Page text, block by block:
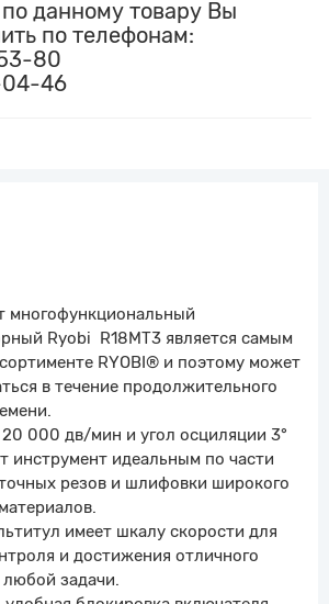
данному товару Вы
по телефонам:
80
46
многофункциональный
Ryobi R18MT3 является самым
RYOBI® и поэтому может
в течение продолжительного
20 000 дв/мин и угол осциляции 3°
инструмент идеальным по части
резов и шлифовки широкого
имеет шкалу скорости для
и достижения отличного
любой задачи.